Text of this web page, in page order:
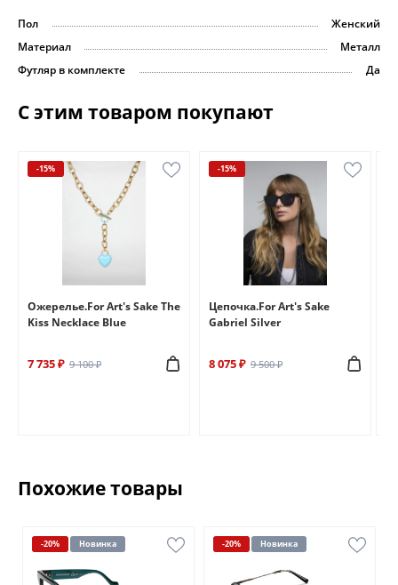
Пол
Женский
Материал
Металл
Футляр в комплекте
Да
С этим товаром покупают
-15%
Ожерелье.For Art's Sake The
Kiss Necklace Blue
7 735 ₽ 9 100 ₽
-15%
Цепочка.For Art's Sake
Gabriel Silver
8 075 ₽ 9 500 ₽
Похожие товары
-20% Новинка -20% Новинка